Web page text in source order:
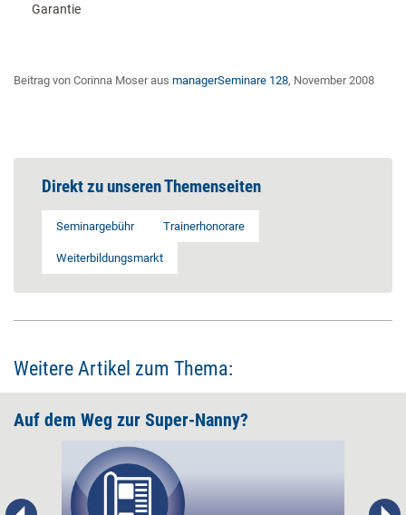
Garantie
Beitrag von Corinna Moser aus managerSeminare 128, November 2008
Direkt zu unseren Themenseiten
Seminargebühr Trainerhonorare
Weiterbildungsmarkt
Weitere Artikel zum Thema:
Auf dem Weg zur Super-Nanny?